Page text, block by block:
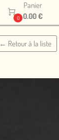

0
Panier
0.00 €
← Retour à la liste